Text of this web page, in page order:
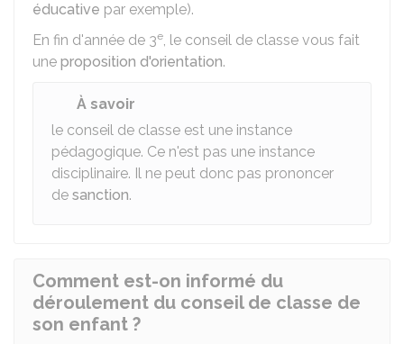
éducative par exemple).
En fin d'année de 3e, le conseil de classe vous fait
une proposition d'orientation.
À savoir
le conseil de classe est une instance
pédagogique. Ce n'est pas une instance
disciplinaire. Il ne peut donc pas prononcer
de sanction.
Comment est-on informé du
déroulement du conseil de classe de
son enfant ?